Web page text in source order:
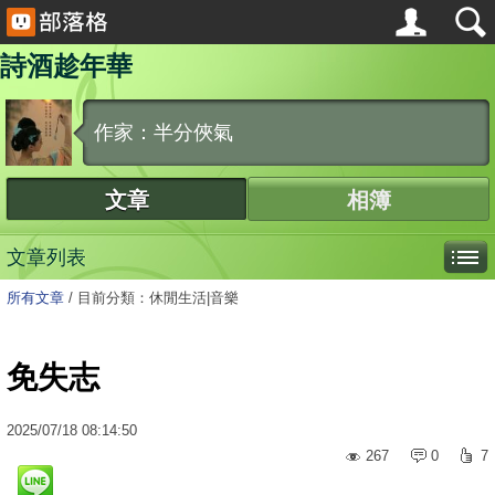
詩酒趁年華
作家：半分俠氣
文章 相簿
文章列表
所有文章 / 目前分類：休閒生活|音樂
免失志
2025/07/18 08:14:50
267
0 7